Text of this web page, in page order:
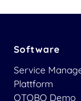
Software
Service
Plattform
OTOBO Demo